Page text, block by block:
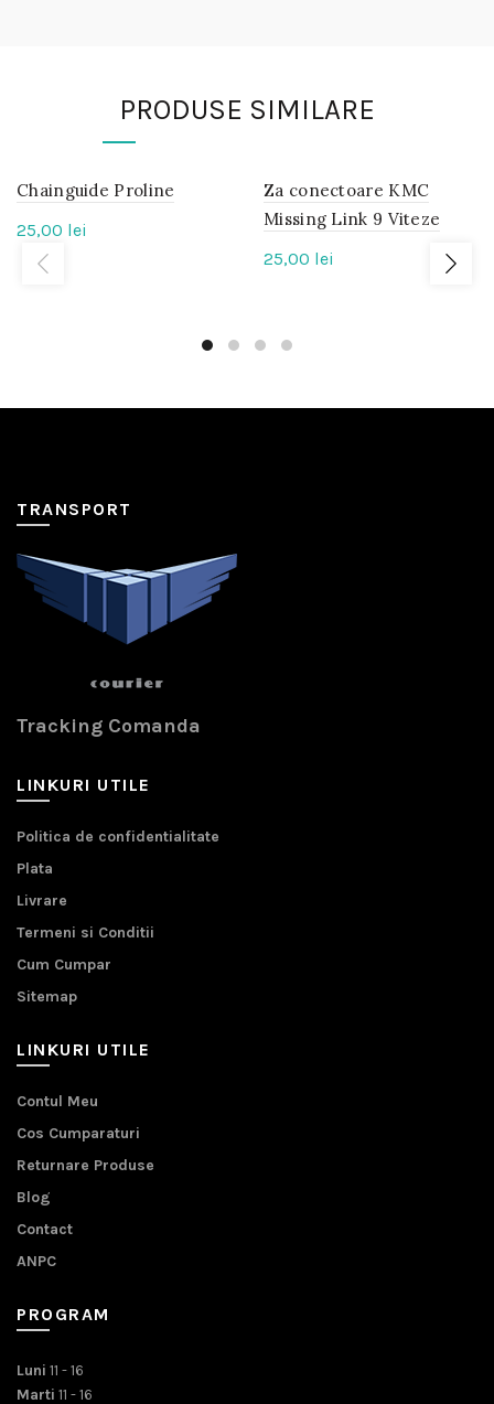
PRODUSE SIMILARE
IN
STOC
Chainguide Proline
25,00 lei
IN
STOC
Za conectoare KMC
Missing Link 9 Viteze
25,00 lei
TRANSPORT
Tracking Comanda
LINKURI UTILE
Politica de confidentialitate
Plata
Livrare
Termeni si Conditii
Cum Cumpar
Sitemap
LINKURI UTILE
Contul Meu
Cos Cumparaturi
Returnare Produse
Blog
Contact
ANPC
PROGRAM
Luni 11 - 16
Marti 11 - 16